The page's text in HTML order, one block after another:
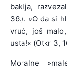
baklja,
36.). »O da si
vruć, još
usta!« (Otkr 3,
Moralne